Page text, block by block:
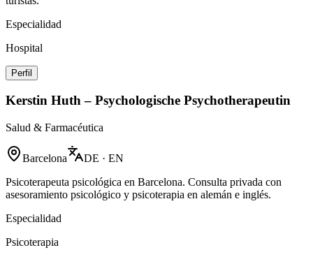
Especialidad
Hospital
Perfil
Kerstin Huth – Psychologische Psychotherapeutin
Salud & Farmacéutica
Barcelona
DE · EN
Psicoterapeuta psicológica en Barcelona. Consulta privada con
asesoramiento psicológico y psicoterapia en alemán e inglés.
Especialidad
Psicoterapia